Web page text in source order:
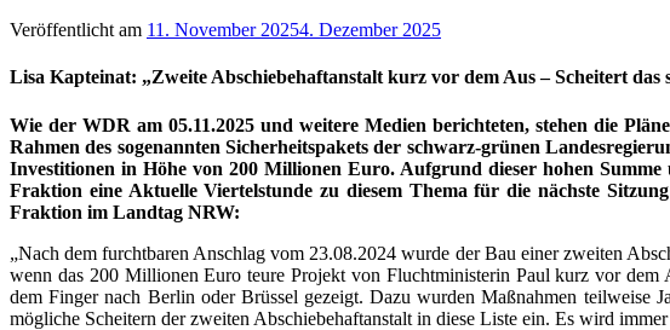
Veröffentlicht am 11. November 20254. Dezember 2025
Lisa Kapteinat: „Zweite Abschiebehaftanstalt kurz vor dem Aus – Scheitert
Wie der WDR am 05.11.2025 und weitere Medien berichteten, stehen die
Rahmen des sogenannten Sicherheitspakets der schwarz-grünen
Investitionen in Höhe von 200 Millionen Euro. Aufgrund dieser hohen
Fraktion eine Aktuelle Viertelstunde zu diesem Thema für die nächste
Fraktion im Landtag NRW:
„Nach dem furchtbaren Anschlag vom 23.08.2024 wurde der Bau einer zweiten
wenn das 200 Millionen Euro teure Projekt von Fluchtministerin Paul kurz vor dem
dem Finger nach Berlin oder Brüssel gezeigt. Dazu wurden Maßnahmen teilweise
mögliche Scheitern der zweiten Abschiebehaftanstalt in diese Liste ein. Es wird